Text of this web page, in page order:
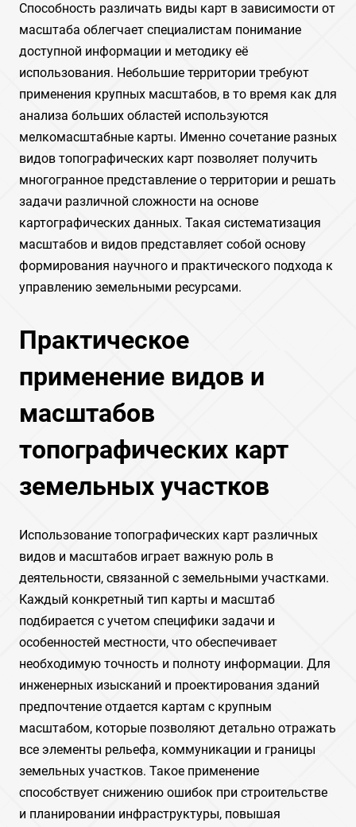
Способность различать виды карт в зависимости от
масштаба облегчает специалистам понимание
доступной информации и методику её
использования. Небольшие территории требуют
применения крупных масштабов, в то время как для
анализа больших областей используются
мелкомасштабные карты. Именно сочетание разных
видов топографических карт позволяет получить
многогранное представление о территории и решать
задачи различной сложности на основе
картографических данных. Такая систематизация
масштабов и видов представляет собой основу
формирования научного и практического подхода к
управлению земельными ресурсами.
Практическое
применение видов и
масштабов
топографических карт
земельных участков
Использование топографических карт различных
видов и масштабов играет важную роль в
деятельности, связанной с земельными участками.
Каждый конкретный тип карты и масштаб
подбирается с учетом специфики задачи и
особенностей местности, что обеспечивает
необходимую точность и полноту информации. Для
инженерных изысканий и проектирования зданий
предпочтение отдается картам с крупным
масштабом, которые позволяют детально отражать
все элементы рельефа, коммуникации и границы
земельных участков. Такое применение
способствует снижению ошибок при строительстве
и планировании инфраструктуры, повышая